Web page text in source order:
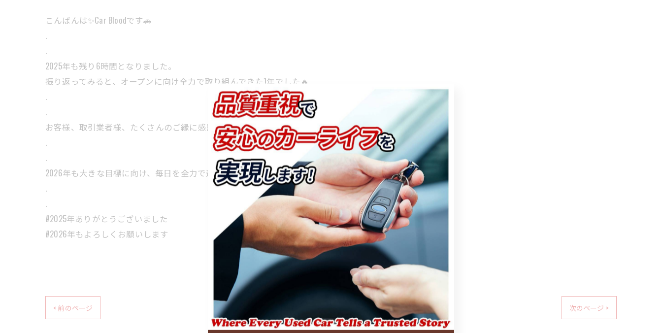
こんばんは✨Car Bloodです🚗
.
.
2025年も残り6時間となりました。
振り返ってみると、オープンに向け全力で取り組んできた1年でした🔥
.
.
お客様、取引業者様、たくさんのご縁に感謝申し上げます。
.
.
2026年も大きな目標に向け、毎日を全力で過ごしていきたいと思います💪😌
.
.
#2025年ありがとうございました
#2026年もよろしくお願いします
< 前のページ 次のページ >